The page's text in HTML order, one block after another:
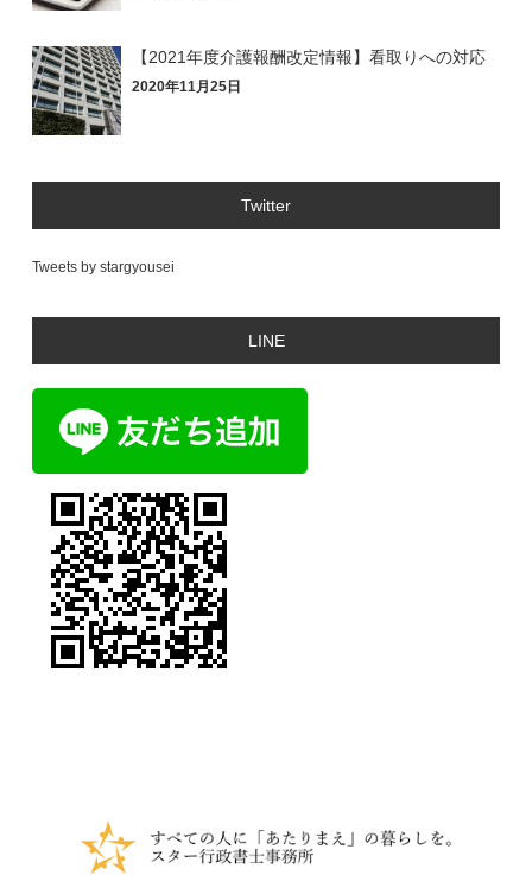
【2021年度介護報酬改定情報】看取りへの対応
2020年11月25日
Twitter
Tweets by stargyousei
LINE